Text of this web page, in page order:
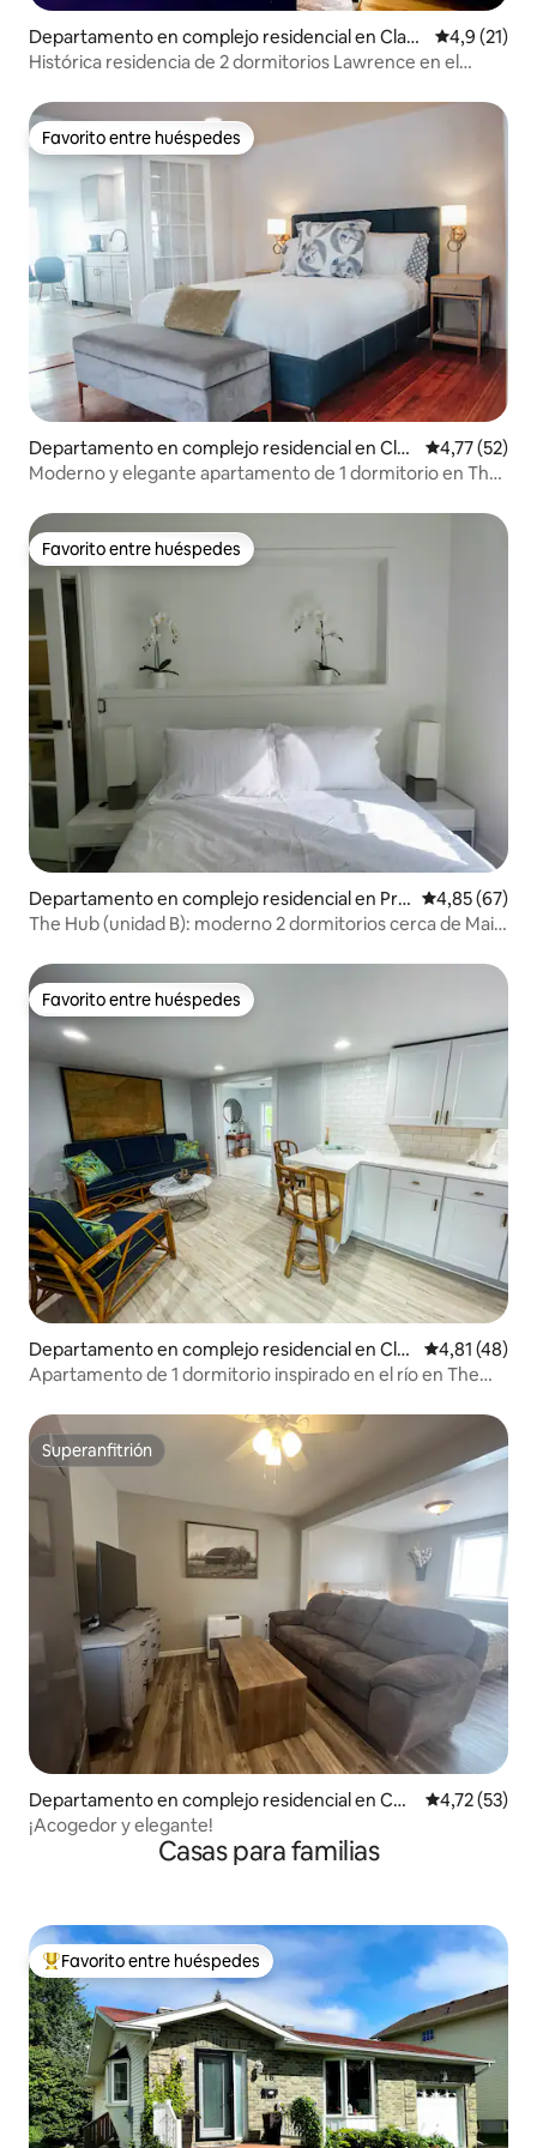
Departamento en complejo residencial en Clayt
on
Calificación
4,9 (21)
Histórica residencia de 2 dormitorios Lawrence en el
Favorito entre huéspedes
Favorito entre huéspedes
Departamento en complejo residencial en Clay
ton
Calificación
4,77 (52)
Moderno y elegante apartamento de 1 dormitorio en The
Favorito entre huéspedes
Favorito entre huéspedes
Departamento en complejo residencial en Prin
ce Edward
Calificación
4,85 (67)
The Hub (unidad B): moderno 2 dormitorios cerca de Main
Favorito entre huéspedes
Favorito entre huéspedes
Departamento en complejo residencial en Cla
yton
Calificación
4,81 (48)
Apartamento de 1 dormitorio inspirado en el río en The
Superanfitrión
Superanfitrión
Departamento en complejo residencial en Cha
umont
Calificación
4,72 (53)
¡Acogedor y elegante!
Casas para familias
Favorito entre los huéspedes más destacados
Favorito entre huéspedes